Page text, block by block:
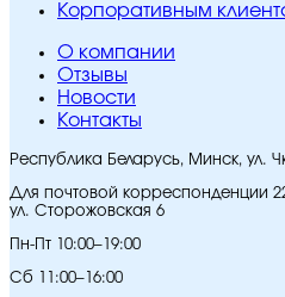
Корпоративным
O компании
Отзывы
Новости
Контакты
Республика Беларусь, Минск, ул.
Для почтовой корреспонденции
ул. Сторожовская 6
Пн-Пт 10:00–19:00
Сб 11:00–16:00